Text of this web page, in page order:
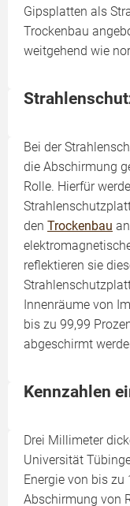
Gipsplatten als
Trockenbau
weitgehend wie
Bei der
die Abschirmung
Rolle. Hierfür
den Trockenbau
reflektieren sie
Innenräume von
bis zu 99,99
abgeschirmt
Kennzahlen
Drei Millimeter
Universität
Energie von bis zu
Abschirmung von